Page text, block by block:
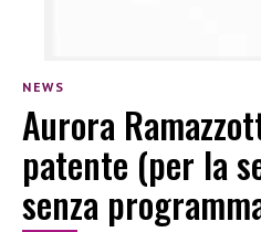
NEWS
Aurora
patente (per la
senza